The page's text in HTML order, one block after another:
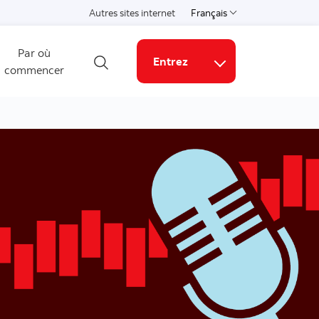
Autres sites internet Français
Choisissez une langue
Par où
commencer
Ouvrir la recherche
Entrez
Liens connexes